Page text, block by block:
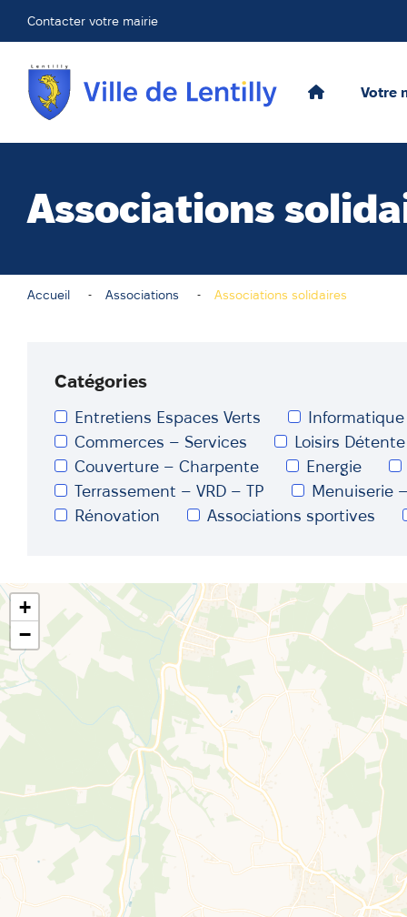
Contacter votre mairie
Votre
Associations
Accueil Associations Associations solidaires
Catégories
Entretiens Espaces Verts
Informatique
Commerces – Services
Loisirs Détente
Couverture – Charpente
Energie
Terrassement – VRD – TP
Menuiserie
Rénovation
Associations sportives
+
−